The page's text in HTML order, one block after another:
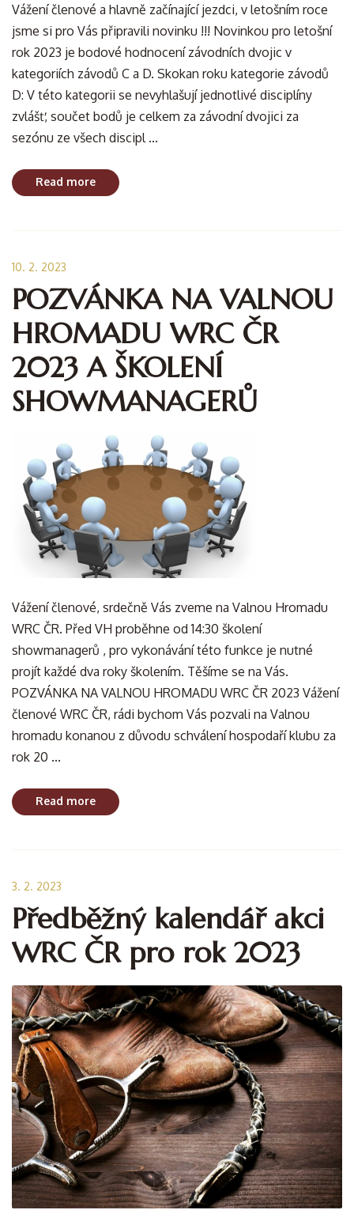
Vážení členové a hlavně začínající jezdci, v letošním roce
jsme si pro Vás připravili novinku !!! Novinkou pro letošní
rok 2023 je bodové hodnocení závodních dvojic v
kategoriích závodů C a D. Skokan roku kategorie závodů
D: V této kategorii se nevyhlašují jednotlivé disciplíny
zvlášť, součet bodů je celkem za závodní dvojici za
sezónu ze všech discipl ...
Read more
10. 2. 2023
POZVÁNKA NA VALNOU
HROMADU WRC ČR
2023 A ŠKOLENÍ
SHOWMANAGERŮ
Vážení členové, srdečně Vás zveme na Valnou Hromadu
WRC ČR. Před VH proběhne od 14:30 školení
showmanagerů , pro vykonávání této funkce je nutné
projít každé dva roky školením. Těšíme se na Vás.
POZVÁNKA NA VALNOU HROMADU WRC ČR 2023 Vážení
členové WRC ČR, rádi bychom Vás pozvali na Valnou
hromadu konanou z důvodu schválení hospodaří klubu za
rok 20 ...
Read more
3. 2. 2023
Předběžný kalendář akci
WRC ČR pro rok 2023